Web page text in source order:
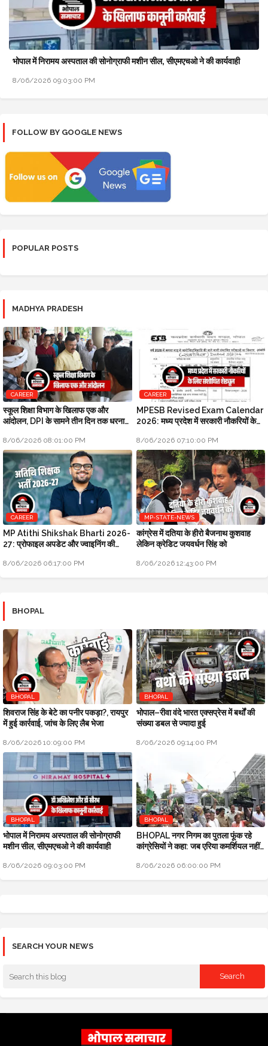
भोपाल में निरामय अस्पताल की सोनोग्राफी मशीन सील, सीएमएचओ ने की कार्यवाही
8/06/2026 09:03:00 PM
FOLLOW BY GOOGLE NEWS
POPULAR POSTS
MADHYA PRADESH
CAREER
स्कूल शिक्षा विभाग के खिलाफ एक और
आंदोलन, DPI के सामने तीन दिन तक धरना
8/06/2026 08:01:00 PM
CAREER
MPESB Revised Exam Calendar
2026: मध्य प्रदेश में सरकारी नौकरियों के
8/06/2026 07:10:00 PM
CAREER
MP Atithi Shikshak Bharti 2026-
27: प्रोफाइल अपडेट और ज्वाइनिंग की
8/06/2026 06:17:00 PM
MP-STATE-NEWS
कांग्रेस में दतिया के हीरो बैजनाथ कुशवाह
लेकिन क्रेडिट जयवर्धन सिंह को
8/06/2026 12:43:00 PM
BHOPAL
BHOPAL
शिवराज सिंह के बेटे का पनीर पकड़ा?, रायपुर
में हुई कार्रवाई, जांच के लिए लैब भेजा
8/06/2026 10:09:00 PM
BHOPAL
भोपाल–रीवा वंदे भारत एक्सप्रेस में बर्थों की
संख्या डबल से ज्यादा हुई
8/06/2026 09:14:00 PM
BHOPAL
भोपाल में निरामय अस्पताल की सोनोग्राफी
मशीन सील, सीएमएचओ ने की कार्यवाही
8/06/2026 09:03:00 PM
BHOPAL
BHOPAL नगर निगम का पुतला फूंक रहे
कांग्रेसियों ने कहा: जब एरिया कमर्शियल नहीं
8/06/2026 06:00:00 PM
SEARCH YOUR NEWS